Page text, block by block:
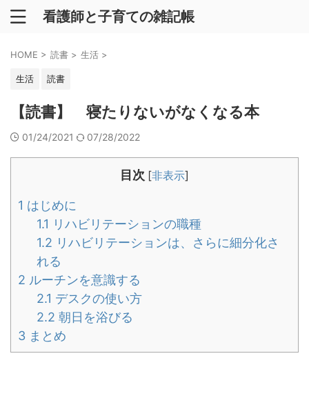
看護師と子育ての雑記帳
HOME > 読書 > 生活 >
生活 読書
【読書】 寝たりないがなくなる本
01/24/2021 07/28/2022
目次 [非表示]
1 はじめに
1.1 リハビリテーションの職種
1.2 リハビリテーションは、さらに細分化さ
れる
2 ルーチンを意識する
2.1 デスクの使い方
2.2 朝日を浴びる
3 まとめ